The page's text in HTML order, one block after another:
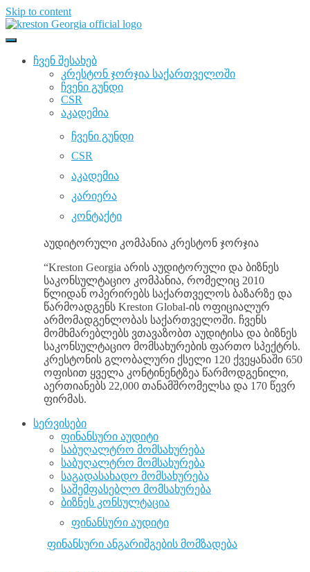
Skip to content
ჩვენ შესახებ
კრესტონ ჯორჯია საქართველოში
ჩვენი გუნდი
CSR
აკადემია
ჩვენი გუნდი
CSR
აკადემია
კარიერა
კონტაქტი
აუდიტორული კომპანია კრესტონ ჯორჯია
“Kreston Georgia არის აუდიტორული და ბიზნეს
საკონსულტაციო კომპანია, რომელიც 2010
წლიდან ოპერირებს საქართველოს ბაზარზე და
წარმოადგენს Kreston Global-ის ოფიციალურ
არმომადგენლობას საქართველოში. ჩვენს
მომხმარებლებს ვთავაზობთ აუდიტისა და ბიზნეს
საკონსულტაციო მომსახურების ფართო სპექტრს.
კრესტონის გლობალური ქსელი 120 ქვეყანაში 650
ოფისით ყველა კონტინენტზეა წარმოდგენილი,
აერთიანებს 22,000 თანამშრომელსა და 170 წევრ
ფირმას.
სერვისები
ფინანსური აუდიტი
საბუღალტრო მომსახურება
საბუღალტრო მომსახურება
საგადასახადო მომსახურება
საშემფასებლო მომსახურება
ბიზნეს კონსულტაცია
ფინანსური აუდიტი
ფინანსური ანგარიშგების მომზადება